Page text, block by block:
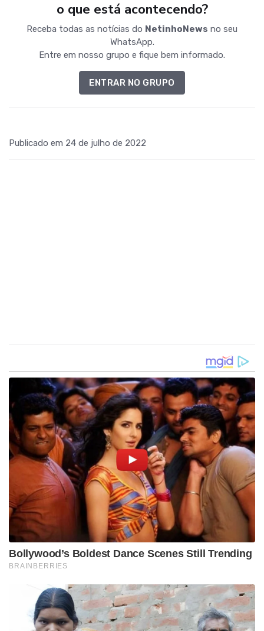
o que está acontecendo?
Receba todas as notícias do NetinhoNews no seu
WhatsApp.
Entre em nosso grupo e fique bem informado.
ENTRAR NO GRUPO
Publicado em 24 de julho de 2022